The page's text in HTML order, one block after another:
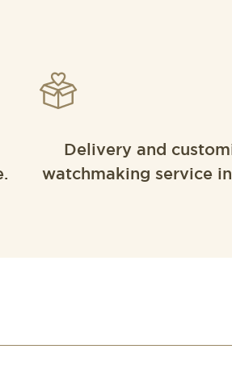
Delivery and
watchmaking service